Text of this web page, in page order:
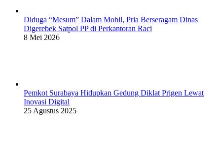
Diduga “Mesum” Dalam Mobil, Pria Berseragam Dinas
Digerebek Satpol PP di Perkantoran Raci
8 Mei 2026
Pemkot Surabaya Hidupkan Gedung Diklat Prigen Lewat
Inovasi Digital
25 Agustus 2025